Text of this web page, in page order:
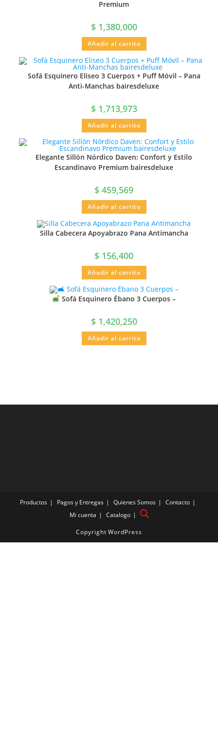
Premium
$1,380,000
Añadir al carrito
Sofá Esquinero Eliseo 3 Cuerpos + Puff Móvil – Pana
Anti-Manchas bairesdeluxe
$1,713,973
Añadir al carrito
Elegante Sillón Nórdico Daven: Confort y Estilo
Escandinavo Premium bairesdeluxe
$ 459,569
Añadir al carrito
Silla Cabecera Apoyabrazo Pana Antimancha
$ 156,400
Añadir al carrito
Sofá Esquinero Ébano 3 Cuerpos –
$1,420,250
Añadir al carrito
Productos Pagos y Entregas Quienes Somos
Contacto
Mi cuenta
Catalogo
Copyright WordPress